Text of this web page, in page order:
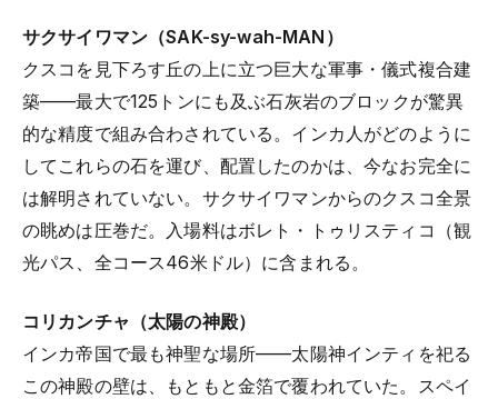
サクサイワマン（SAK-sy-wah-MAN）
クスコを見下ろす丘の上に立つ巨大な軍事・儀式複合建
築——最大で125トンにも及ぶ石灰岩のブロックが驚異
的な精度で組み合わされている。インカ人がどのように
してこれらの石を運び、配置したのかは、今なお完全に
は解明されていない。サクサイワマンからのクスコ全景
の眺めは圧巻だ。入場料はボレト・トゥリスティコ（観
光パス、全コース46米ドル）に含まれる。
コリカンチャ（太陽の神殿）
インカ帝国で最も神聖な場所——太陽神インティを祀る
この神殿の壁は、もともと金箔で覆われていた。スペイ